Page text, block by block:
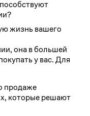
жизнь вашего
она в большей
у вас. Для
продаже
которые решают